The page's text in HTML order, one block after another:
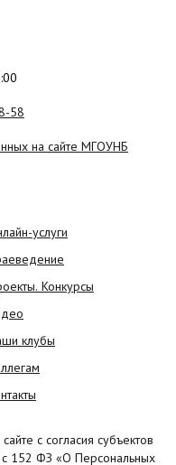
58
на сайте МГОУНБ
услуги
Конкурсы
клубы
с согласия субъектов
с 152 ФЗ «О Персональных